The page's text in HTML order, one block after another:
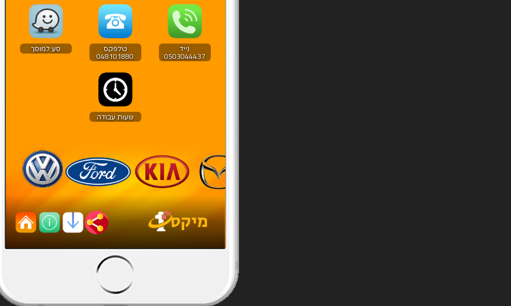
נייד
0503044437
טלפקס
048101880
סע למוסך
שעות עבודה